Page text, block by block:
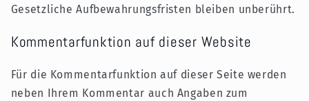
Gesetzliche Aufbewahrungsfristen bleiben unberührt.
Kommentarfunktion auf dieser Website
Für die Kommentarfunktion auf dieser Seite werden
neben Ihrem Kommentar auch Angaben zum